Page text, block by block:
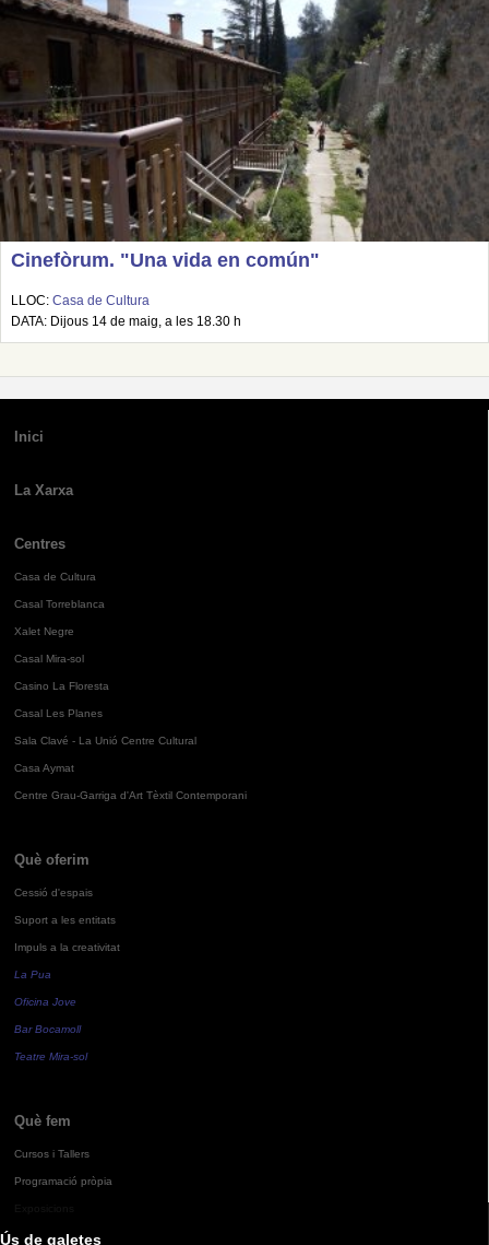
Ús de galetes
Cinefòrum. "Una vida en común"
LLOC: Casa de Cultura
DATA: Dijous 14 de maig, a les 18.30 h
Inici
La Xarxa
Centres
Casa de Cultura
Casal Torreblanca
Xalet Negre
Casal Mira-sol
Casino La Floresta
Casal Les Planes
Sala Clavé - La Unió Centre Cultural
Casa Aymat
Centre Grau-Garriga d'Art Tèxtil Contemporani
Què oferim
Cessió d'espais
Suport a les entitats
Impuls a la creativitat
La Pua
Oficina Jove
Bar Bocamoll
Teatre Mira-sol
Què fem
Cursos i Tallers
Programació pròpia